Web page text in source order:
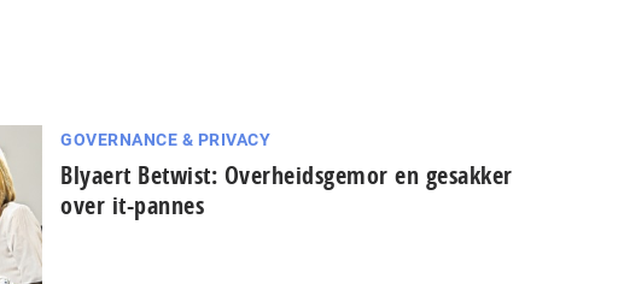
GOVERNANCE & PRIVACY
Blyaert Betwist: Overheidsgemor en gesakker
over it-pannes